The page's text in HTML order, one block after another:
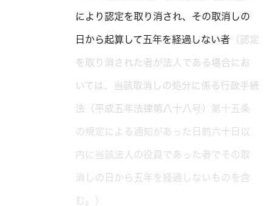
により認定を取り消され、その取消しの
日から起算して五年を経過しない者 （認定
を取り消された者が法人である場合にお
いては、当該取消しの処分に係る行政手続
法（平成五年法律第八十八 号）第十五条
の規定による通知があった日前六十日以
内に当該法人の役員であった者でその取
消しの日から五年を経過しないものを含
む。）